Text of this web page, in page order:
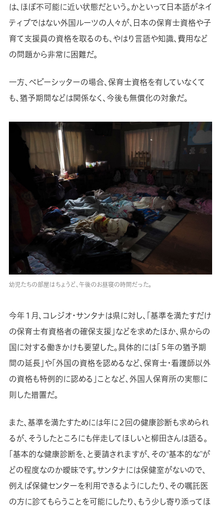
は、ほぼ不可能に近い状態だという。かといって日本語がネイ
ティブではない外国ルーツの人々が、日本の保育士資格や子
育て支援員の資格を取るのも、やはり言語や知識、費用など
の問題から非常に困難だ。
一方、ベビーシッターの場合、保育士資格を有していなくて
も、猶予期間などは関係なく、今後も無償化の対象だ。
幼児たちの部屋はちょうど、午後のお昼寝の時間だった。
今年１月、コレジオ・サンタナは県に対し、「基準を満たすだけ
の保育士有資格者の確保支援」などを求めたほか、県からの
国に対する働きかけも要望した。具体的には「５年の猶予期
間の延長」や「外国の資格を認めるなど、保育士・看護師以外
の資格も特例的に認める」ことなど、外国人保育所の実態に
則した措置だ。
また、基準を満たすためには年に２回の健康診断も求められ
るが、そうしたところにも伴走してほしいと柳田さんは語る。
「基本的な健康診断を、と要請されますが、その“基本的な”が
どの程度なのか曖昧です。サンタナには保健室がないので、
例えば保健センターを利用できるようにしたり、その嘱託医
の方に診てもらうことを可能にしたり、もう少し寄り添ってほ